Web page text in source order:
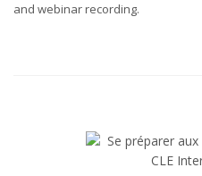
and webinar recording.